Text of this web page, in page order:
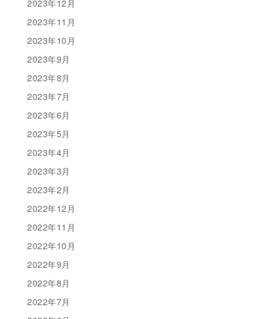
2023年12月
2023年11月
2023年10月
2023年9月
2023年8月
2023年7月
2023年6月
2023年5月
2023年4月
2023年3月
2023年2月
2022年12月
2022年11月
2022年10月
2022年9月
2022年8月
2022年7月